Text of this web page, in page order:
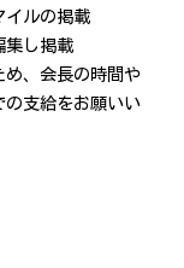
イルの掲載
集し掲載
め、会長の時間や
の支給をお願いい